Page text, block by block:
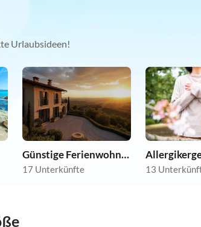
Urlaubsideen!
Günstige Ferienwohnungen
17 Unterkünfte 13